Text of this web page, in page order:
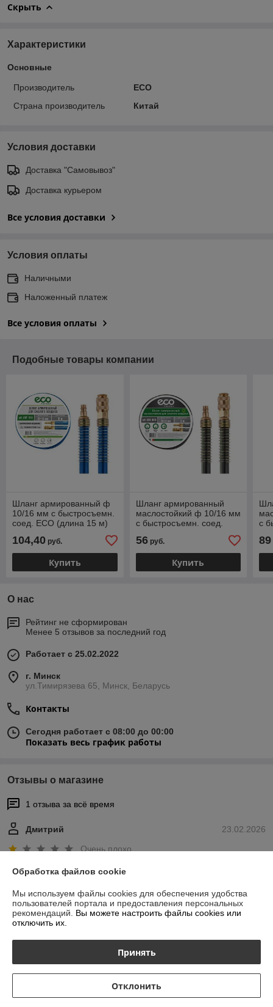
Скрыть
Характеристики
Основные
Производитель
ECO
Страна производитель
Китай
Условия доставки
Доставка "Самовывоз"
Доставка курьером
Все условия доставки
Условия оплаты
Наличными
Наложенный платеж
Все условия оплаты
Подобные товары компании
Шланг армированный ф
10/16 мм с быстросъемн.
соед. ECO (длина 15 м)
104,40 руб.
Купить
Шланг армированный
маслостойкий ф 10/16 мм
с быстросъемн. соед.
(толщ.стенки: 3 мм)
56руб.
Купить
с
89
О нас
Рейтинг не сформирован
Менее 5 отзывов за последний год
Работает с 25.02.2022
г. Минск
ул.Тимирязева 65, Минск, Беларусь
Контакты
Сегодня работает с 08:00 до 00:00
Показать весь график работы
Отзывы о магазине
1 отзыва за всё время
23.02.2026
Дмитрий
Очень плохо
Сделка подтверждена через корзину
Показать все отзывы
О нас
Контакты
Обработка файлов cookie
Мы используем файлы cookies для обеспечения удобства
пользователей портала и предоставления персональных
рекомендаций. Вы можете настроить файлы cookies или
отключить их.
Принять
Отклонить